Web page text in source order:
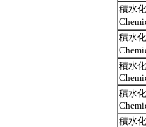
積水
積水
積水
積水
積水